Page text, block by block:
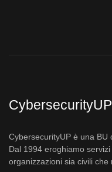
CybersecurityUP
CybersecurityUP è una BU
Dal 1994 eroghiamo
organizzazioni sia civili che